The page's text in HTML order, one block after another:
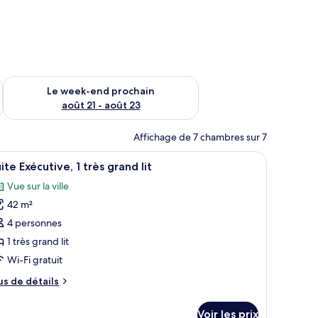
août 14 - août 16
Le week-end prochain
août 21 - août 23
Vérifier la disponibilité pour le week-end prochain août 21 -
Affichage de 7 chambres sur 7
un bureau avec une télévision, un canapé et un fauteuil.
:
Une chambre d’hôtel équipée d’un lit, d’un
6 Exécutive, 1 très grand lit
Vue sur la ville
42 m²
4 personnes
1 très grand lit
Wi-Fi gratuit
de détails
Voir les prix